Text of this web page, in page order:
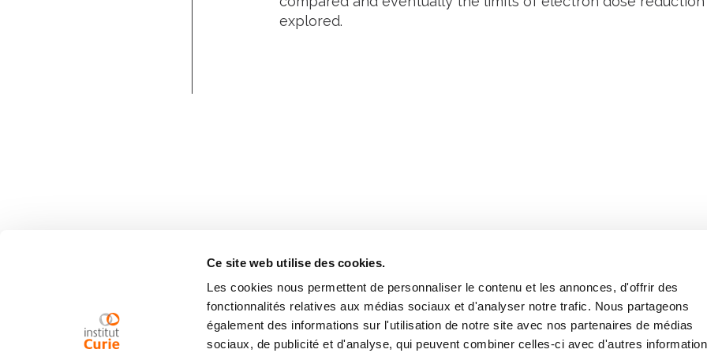
Ce site web utilise des cookies.
Les cookies nous permettent de personnaliser le contenu et les annonces, d'offrir des
fonctionnalités relatives aux médias sociaux et d'analyser notre trafic. Nous partageons
également des informations sur l'utilisation de notre site avec nos partenaires de médias
sociaux, de publicité et d'analyse, qui peuvent combiner celles-ci avec d'autres
explored.